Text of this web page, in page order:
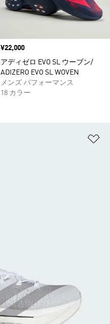
価格
¥22,000
アディゼロ EVO SL ウーブン/
ADIZERO EVO SL WOVEN
メンズ パフォーマンス
18 カラー